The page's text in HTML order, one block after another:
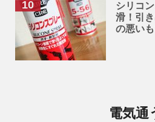
シリコ
滑！引
の悪い
電気通